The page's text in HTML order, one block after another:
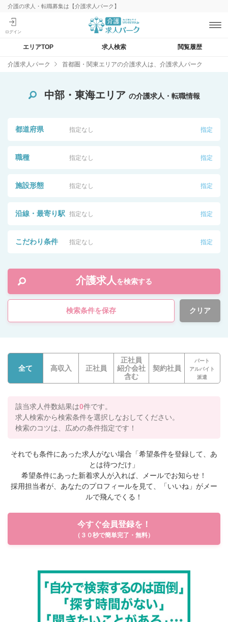
介護の求人・転職募集は【介護求人パーク】
エリアTOP 求人検索 閲覧履歴
介護求人パーク 首都圏・関東エリアの介護求人は、介護求人パーク
中部・東海エリア の介護求人・転職情報
都道府県 指定なし 指定
職種 指定なし 指定
施設形態 指定なし 指定
沿線・最寄り駅 指定なし 指定
こだわり条件 指定なし 指定
介護求人 を検索する
検索条件を保存 クリア
全て 高収入 正社員
正社員
紹介会社
含む
契約社員
パート
アルバイト
派遣
該当求人件数結果は0件です。
求人検索から検索条件を選択しなおしてください。
検索のコツは、広めの条件指定です！
それでも条件にあった求人がない場合「希望条件を登録して、あ
とは待つだけ」
希望条件にあった新着求人が入れば、メールでお知らせ！
採用担当者が、あなたのプロフィールを見て、「いいね」がメー
ルで飛んでくる！
今すぐ会員登録を！
（３０秒で簡単完了・無料）